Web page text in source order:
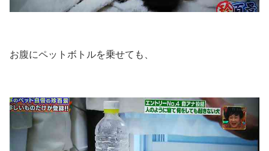
お腹にペットボトルを乗せても、